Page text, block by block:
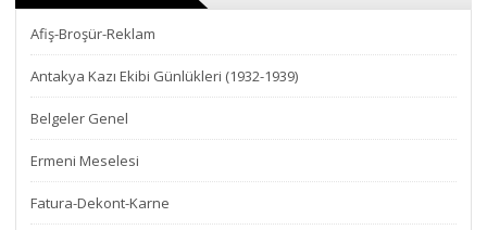
Afiş-Broşür-Reklam
Antakya Kazı Ekibi Günlükleri (1932-1939)
Belgeler Genel
Ermeni Meselesi
Fatura-Dekont-Karne